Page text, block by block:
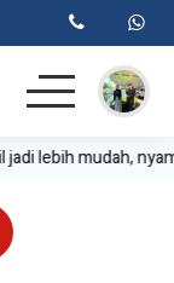
nyaman, praktis,